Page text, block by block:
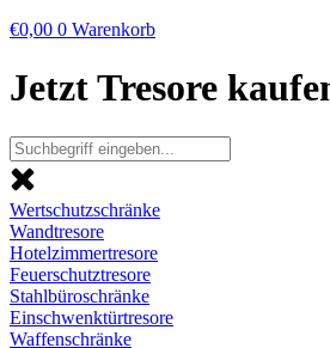
€0,00 0 Warenkorb
Jetzt Tresore
Wertschutzschränke
Wandtresore
Hotelzimmertresore
Feuerschutztresore
Stahlbüroschränke
Einschwenktürtresore
Waffenschränke